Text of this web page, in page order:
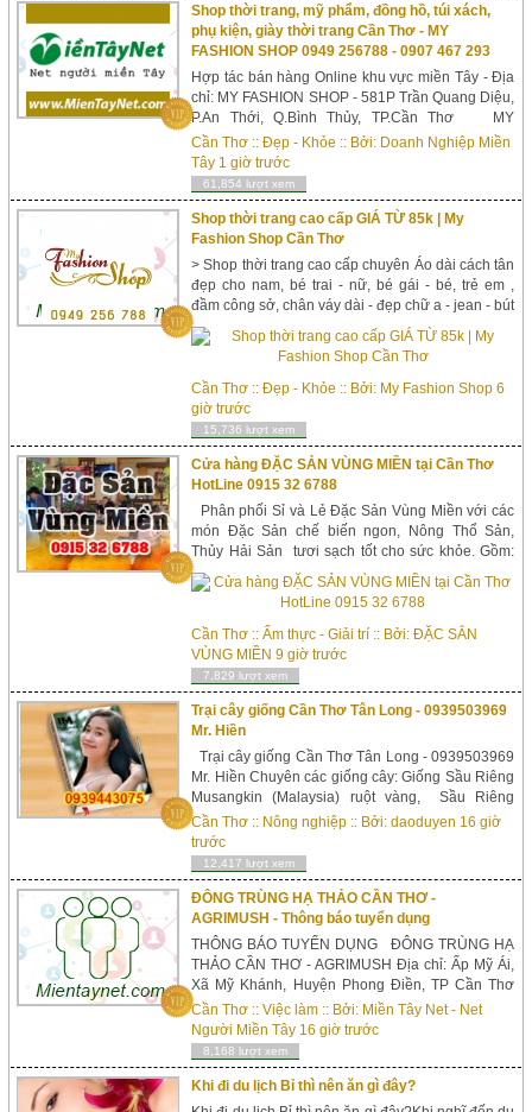
Shop thời trang, mỹ phẩm, đồng hồ, túi xách,
phụ kiện, giày thời trang Cần Thơ - MY
FASHION SHOP 0949 256788 - 0907 467 293
Hợp tác bán hàng Online khu vực miền Tây - Địa
chỉ: MY FASHION SHOP - 581P Trần Quang Diệu,
P.An Thới, Q.Bình Thủy, TP.Cần Thơ MY
FASHION SHOP 581P Trần Quang Diệu, P.An
Thới, Q.Bình Thủy, TP.Cần Thơ Điện thoại: 0949
256788 - 0907 467 293 Facebook: https://ww...
Cần Thơ ::Đẹp - Khỏe :: Bởi: Doanh Nghiệp Miền
Tây 1 giờ trước
61,854 lượt xem
Shop thời trang cao cấp GIÁ TỪ 85k | My
Fashion Shop Cần Thơ
> Shop thời trang cao cấp chuyên Áo dài cách tân
đẹp cho nam, bé trai - nữ, bé gái - bé, trẻ em ,
đầm công sở, chân váy dài - đẹp chữ a - jean - bút
chì - bò - đuôi cá, đầm đi tiệc, đầm ...
Cần Thơ ::Đẹp - Khỏe :: Bởi: My Fashion Shop 6
giờ trước
15,736 lượt xem
Cửa hàng ĐẶC SẢN VÙNG MIỀN tại Cần Thơ
HotLine 0915 32 6788
Phân phối Sỉ và Lẻ Đặc Sản Vùng Miền với các
món Đặc Sản chế biến ngon, Nông Thổ Sản,
Thủy Hải Sản tươi sạch tốt cho sức khỏe. Gồm:
Món chế biến Khoai Nhộng từ Khoai lang Nhật
trồng tại Xã Tuy Đức, Đắk Nông. Bơ 304 Đắk
Lắc. Mứt Dừa...
Cần Thơ ::Ẩm thực - Giải trí :: Bởi:ĐẶC SẲN
VÙNG MIỀN 9 giờ trước
7,829 lượt xem
Trại cây giống Cần Thơ Tân Long - 0939503969
Mr. Hiền
Trại cây giống Cần Thơ Tân Long - 0939503969
Mr. Hiền Chuyên các giống cây: Giống Sầu Riêng
Musangkin (Malaysia) ruột vàng, Sầu Riêng
Chuồng Bò, Sầu Riêng Khổ Qua Xanh, Cây Vú
Sữa Lò Rèn,&nb...
Cần Thơ :: Nông nghiệp :: Bởi:daoduyen 16 giờ
trước
12,417 lượt xem
ĐÔNG TRÙNG HẠ THẢO CẦN THƠ -
AGRIMUSH - Thông báo tuyển dụng
THÔNG BÁO TUYỂN DỤNG ĐÔNG TRÙNG HẠ
THẢO CẦN THƠ - AGRIMUSH Địa chỉ: Ấp Mỹ Ái,
Xã Mỹ Khánh, Huyện Phong Điền, TP Cần Thơ
(Đối diện khu du lịch Ông Đề) Điện thoại: 0292
626 6366 Do nhu cầu phát triển thị trường chúng
tôi cần tuyển dụng ...
Cần Thơ ::Việc làm :: Bởi: Miền Tây Net - Net
Người Miền Tây 16 giờ trước
8,168 lượt xem
Khi đi du lịch Bỉ thì nên ăn gì đây?